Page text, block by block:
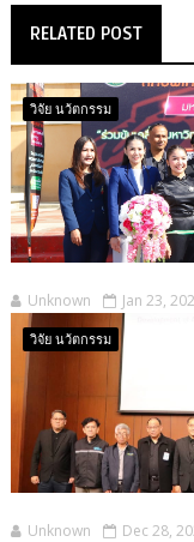
RELATED POST
วิจัย นว้ตกรรม
Unknown Jan 23,
วิจัย นว้ตกรรม
Unknown Dec 28,